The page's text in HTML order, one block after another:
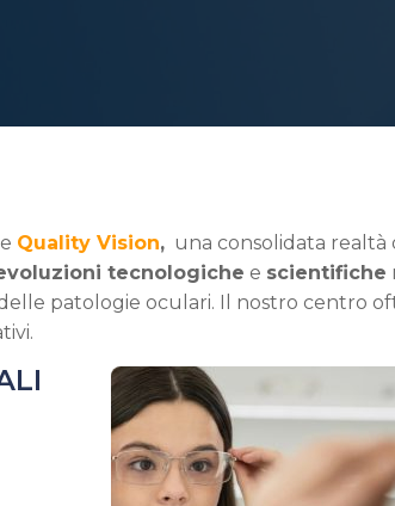
e Quality Vision, una consolidata realtà
tecnologiche e scientifiche
patologie oculari. Il nostro centro